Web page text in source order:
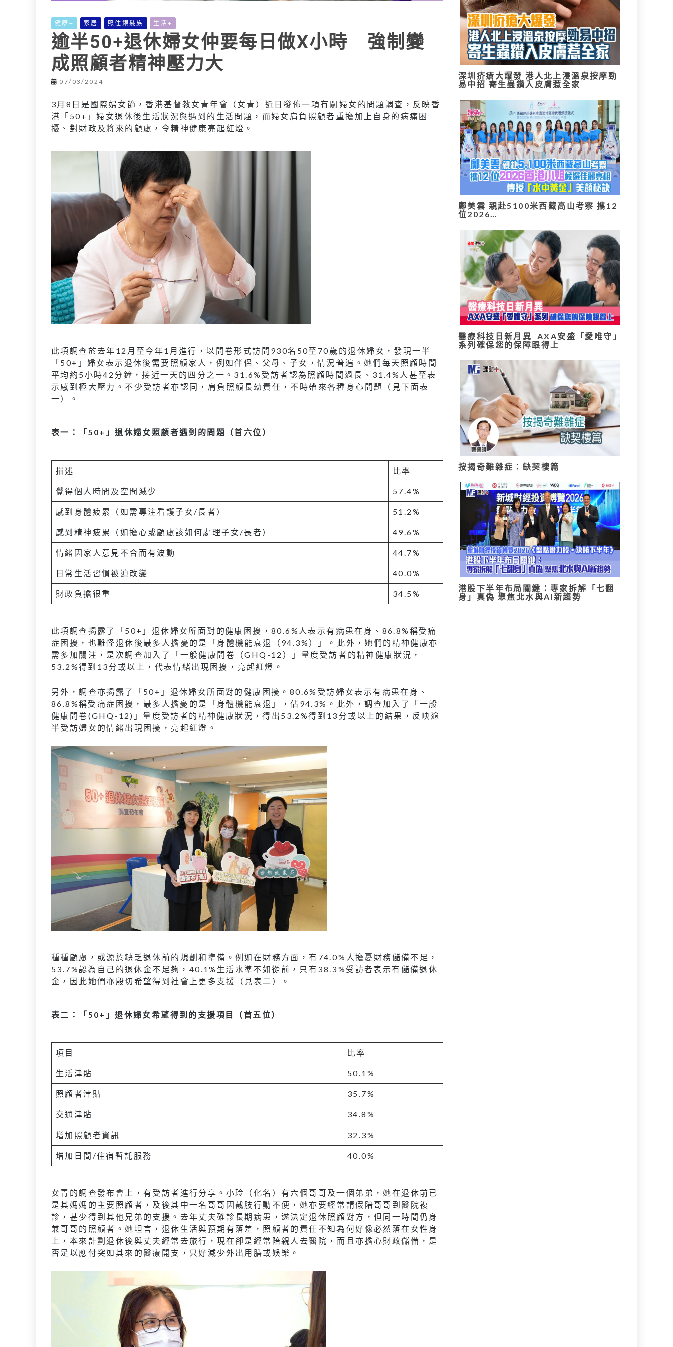
健康+ 家居 照住銀髮族 生活+
逾半50+退休婦女仲要每日做X小時 強制變
成照顧者精神壓力大
07/03/2024
3月8日是國際婦女節，香港基督教女青年會（女青）近日發佈一項有關婦女的問題調查，反映香
港「50+」婦女退休後生活狀況與遇到的生活問題，而婦女肩負照顧者重擔加上自身的病痛困
擾、對財政及將來的顧慮，令精神健康亮起紅燈。
此項調查於去年12月至今年1月進行，以問卷形式訪問930名50至70歲的退休婦女，發現一半
「50+」婦女表示退休後需要照顧家人，例如伴侶、父母、子女，情況普遍。她們每天照顧時間
平均約5小時42分鐘，接近一天的四分之一。31.6%受訪者認為照顧時間過長、31.4%人甚至表
示感到極大壓力。不少受訪者亦認同，肩負照顧長幼責任，不時帶來各種身心問題（見下面表
一）。
表一：「50+」退休婦女照顧者遇到的問題（首六位）
描述 比率
覺得個人時間及空間減少 57.4%
感到身體疲累（如需專注看護子女/長者） 51.2%
感到精神疲累（如擔心或顧慮該如何處理子女/長者） 49.6%
情緒因家人意見不合而有波動 44.7%
日常生活習慣被迫改變 40.0%
財政負擔很重 34.5%
此項調查揭露了「50+」退休婦女所面對的健康困擾，80.6%人表示有病患在身、86.8%稱受痛
症困擾，也難怪退休後最多人擔憂的是「身體機能衰退（94.3%）」。此外，她們的精神健康亦
需多加關注，是次調查加入了「一般健康問卷（GHQ-12）」量度受訪者的精神健康狀況，
53.2%得到13分或以上，代表情緒出現困擾，亮起紅燈。
另外，調查亦揭露了「50+」退休婦女所面對的健康困擾。80.6%受訪婦女表示有病患在身、
86.8%稱受痛症困擾，最多人擔憂的是「身體機能衰退」，佔94.3%。此外，調查加入了「一般
健康問卷(GHQ-12)」量度受訪者的精神健康狀況，得出53.2%得到13分或以上的結果，反映逾
半受訪婦女的情緒出現困擾，亮起紅燈。
種種顧慮，或源於缺乏退休前的規劃和準備。例如在財務方面，有74.0%人擔憂財務儲備不足，
53.7%認為自己的退休金不足夠，40.1%生活水準不如從前，只有38.3%受訪者表示有儲備退休
金，因此她們亦殷切希望得到社會上更多支援（見表二）。
表二：「50+」退休婦女希望得到的支援項目（首五位）
項目 比率
生活津貼 50.1%
照顧者津貼 35.7%
交通津貼 34.8%
增加照顧者資訊 32.3%
增加日間/住宿暫託服務 40.0%
女青的調查發布會上，有受訪者進行分享。小玲（化名）有六個哥哥及一個弟弟，她在退休前已
是其媽媽的主要照顧者，及後其中一名哥哥因截肢行動不便，她亦要經常請假陪哥哥到醫院複
診，甚少得到其他兄弟的支援。去年丈夫確診長期病患，遂決定退休照顧對方，但同一時間仍身
兼哥哥的照顧者。她坦言，退休生活與預期有落差，照顧者的責任不知為何好像必然落在女性身
上，本來計劃退休後與丈夫經常去旅行，現在卻是經常陪親人去醫院，而且亦擔心財政儲備，是
否足以應付突如其來的醫療開支，只好減少外出用膳或娛樂。
深圳疥瘡大爆發 港人北上浸溫泉按摩勁
易中招 寄生蟲鑽入皮膚惹全家
鄺美雲 親赴5100米西藏高山考察 攜12
位2026…
醫療科技日新月異 AXA安盛「愛唯守」
系列確保您的保障跟得上
按揭奇難雜症：缺契樓篇
港股下半年布局關鍵：專家拆解「七翻
身」真偽 聚焦北水與AI新趨勢